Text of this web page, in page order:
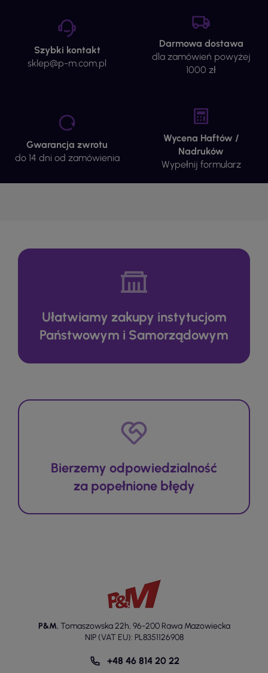
Szybki kontakt
sklep@p-m.com.pl
Darmowa dostawa
dla zamówień powyżej
1000 zł
Gwarancja zwrotu
do 14 dni od zamówienia
Wycena Haftów /
Nadruków
Wypełnij formularz
Ułatwiamy zakupy instytucjom
Państwowym i Samorządowym
Bierzemy odpowiedzialność
za popełnione błędy
P&M, Tomaszowska 22h, 96-200 Rawa Mazowiecka
NIP (VAT EU): PL8351126908
+48 46 814 20 22